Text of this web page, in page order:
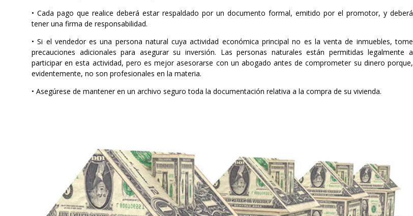
• Cada pago que realice deberá estar respaldado por un documento formal, emitido por el promotor, y deberá
tener una firma de responsabilidad.
• Si el vendedor es una persona natural cuya actividad económica principal no es la venta de inmuebles, tome
precauciones adicionales para asegurar su inversión. Las personas naturales están permitidas legalmente a
participar en esta actividad, pero es mejor asesorarse con un abogado antes de comprometer su dinero porque,
evidentemente, no son profesionales en la materia.
• Asegúrese de mantener en un archivo seguro toda la documentación relativa a la compra de su vivienda.